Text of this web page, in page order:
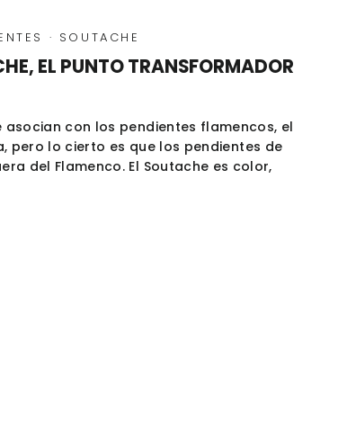
· SOUTACHE
EL PUNTO TRANSFORMADOR
asocian con los pendientes flamencos, el
pero lo cierto es que los pendientes de
del Flamenco. El Soutache es color,